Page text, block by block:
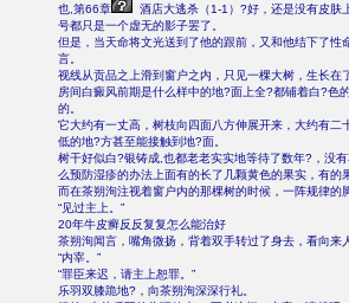
也,第66章
酒店大逃杀（1-1）?好，还是没有皮肤
号都只是一个虚无的影子罢了。
但是，当天命将文光送到了他的跟前，又和他结下了
言。
视线从贡品之上滑到窗户之内，只见一棵大树，生长在
房间白癜风前期是什么样中的地?面上全?都铺着白?色
的。
它大约有一丈高，树枝向四面八方伸展开来，大约有
低的地?方甚至能接触到地?面。
树干好似白?银铸成,也都老老实实地等待了数年?，没
么预防湿疹的办法上面有的长了几颗黄色的果实，有的
而在茶朔洵注视着窗户内的那棵树的时候，一阵规律的
“见过主上。”
20年牛皮癣反反复复怎么能治好
茶朔洵闻言，嘴角微扬，背着双手转过了身去，看向来
“内宰。”
“罪臣来迟，请主上恕罪。”
乐羽双膝跪地?，向茶朔洵深深行礼。